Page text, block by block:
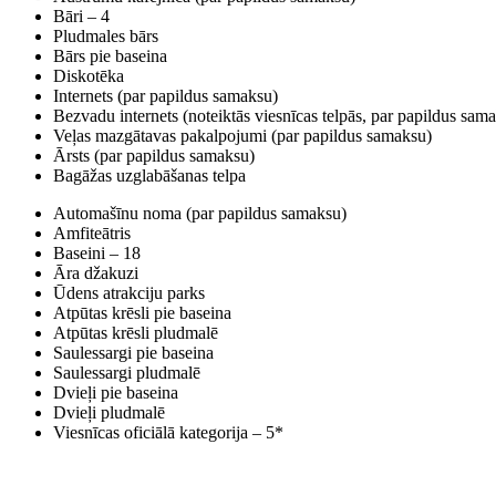
Bāri – 4
Pludmales bārs
Bārs pie baseina
Diskotēka
Internets (par papildus samaksu)
Bezvadu internets (noteiktās viesnīcas telpās, par papildus
Veļas mazgātavas pakalpojumi (par papildus samaksu)
Ārsts (par papildus samaksu)
Bagāžas uzglabāšanas telpa
Automašīnu noma (par papildus samaksu)
Amfiteātris
Baseini – 18
Āra džakuzi
Ūdens atrakciju parks
Atpūtas krēsli pie baseina
Atpūtas krēsli pludmalē
Saulessargi pie baseina
Saulessargi pludmalē
Dvieļi pie baseina
Dvieļi pludmalē
Viesnīcas oficiālā kategorija – 5*